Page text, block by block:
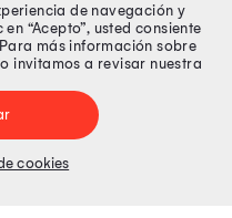
Todos los derechos
Precios online publicados
de navegación y
“Acepto”, usted consiente
más información sobre
invitamos a revisar nuestra
cookies